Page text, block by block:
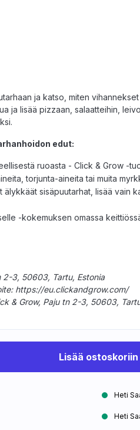
ja katso, miten
ja lisää pizzaan, salaatteihin,
edut:
ruoasta - Click & Grow -
torjunta-aineita tai muita
älykkäät sisäpuutarhat, lisää vain
-kokemuksen omassa
2-3, 50603, Tartu, Estonia
https://eu.clickandgrow.com/
& Grow, Paju tn 2-3, 50603,
Lisää ostoskoriin
Heti
Heti